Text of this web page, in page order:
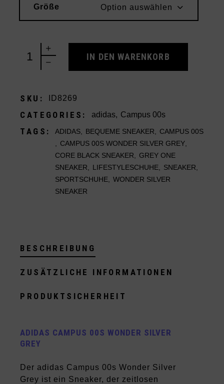
Größe Option auswählen
adidas Campus 00s Wonder Silver Grey quantity
IN DEN WARENKORB
SKU: ID8269
CATEGORIES: adidas, Campus 00s
TAGS: ADIDAS BEQUEME SNEAKER
CAMPUS 00S
CAMPUS 00S WONDER SILVER GREY
CORE BLACK SNEAKER
GREY ONE
SNEAKER
LIFESTYLESCHUHE SNEAKER
SPORTSCHUHE ,WONDER SILVER
SNEAKER
BESCHREIBUNG
ZUSÄTZLICHE INFORMATIONEN
PRODUKTSICHERHEIT
ADIDAS CAMPUS 00S WONDER SILVER
GREY
Der adidas Campus 00s Wonder Silver
Grey ist ein Sneaker, der zeitlosen